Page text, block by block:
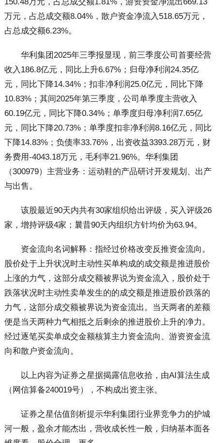
万元，占总成交额8.04%，散户资金净流入518.65万元，
占总成交额6.23%。
华利集团2025年三季报显现，前三季度公司首要经营
收入186.8亿元，同比上升6.67%；归母净利润24.35亿
元，同比下降14.34%；扣非净利润25.0亿元，同比下降
10.83%；其间2025年第三季度，公司单季度主营收入
60.19亿元，同比下降0.34%；单季度归母净利润7.65亿
元，同比下降20.73%；单季度扣非净利润8.16亿元，同比
下降14.83%；负债率33.76%，出资收益3393.28万元，财
务费用-4043.18万元，毛利率21.96%。华利集团
（300979）主营业务：运动鞋的产品研讨开发规划、出产
与出售。
该股最近90天内共有30家组织给出评级，买入评级26
家，增持评级4家；曩昔90天内组织方针均价为63.94。
资金流向名词解释：指经过价格改变反推资金流向。
股价处于上升状况时主动性买单构成的成交额是推进股价
上涨的力气，这部分成交额被界说为资金流入，股价处于
跌落状况时主动性卖单发生的的成交额是推进股价跌落的
力气，这部分成交额被界说为资金流出。当天两者的差额
便是当天两种力气相抵之后剩余的推进股价上升的净力。
经过逐笔买卖单成交金额核算主力资金流向、游资资金流
向和散户资金流向。
以上内容为证券之星据揭露信息收拾，由AI算法生成
（网信算备240019号），不构成出资主张。
证券之星估值剖析提示华利集团行业界竞争力的护城
河一般，盈余才能杰出，营收成长性一般，归纳基本面各